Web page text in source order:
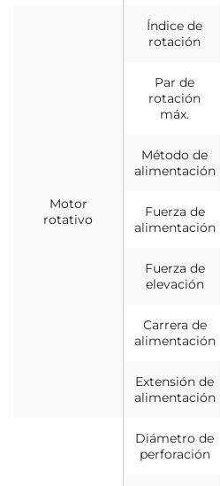
Motor
rotativo
Índice de
rotación
Par de
rotación
máx.
Método de
alimentación
Fuerza de
alimentación
Fuerza de
elevación
Carrera de
alimentación
Extensión de
alimentación
Diámetro de
perforación